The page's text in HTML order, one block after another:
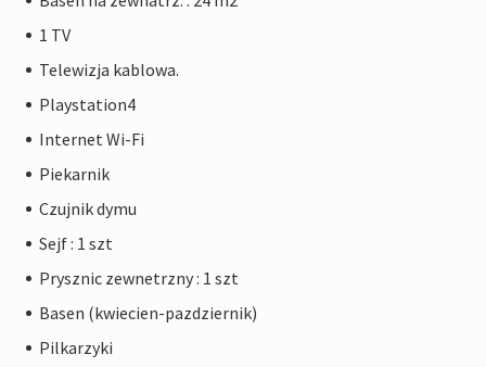
1 TV
Telewizja kablowa.
Playstation4
Internet Wi-Fi
Piekarnik
Czujnik dymu
Sejf : 1 szt
Prysznic zewnetrzny : 1 szt
Basen (kwiecien-pazdziernik)
Pilkarzyki